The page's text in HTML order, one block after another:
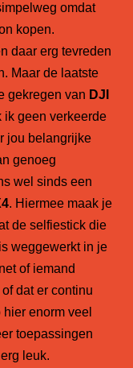
omdat
kopen.
daar erg tevreden
Maar de laatste
gekregen van DJI
ik geen verkeerde
jou belangrijke
genoeg
wel sinds een
. Hiermee maak je
de selfiestick die
weggewerkt in je
of iemand
dat er continu
enorm veel
toepassingen
leuk.